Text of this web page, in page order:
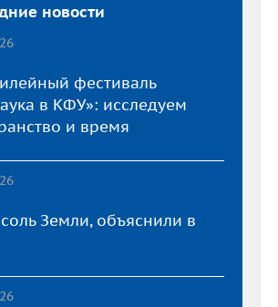
новости
фестиваль
в КФУ»: исследуем
и время
Земли, объяснили в